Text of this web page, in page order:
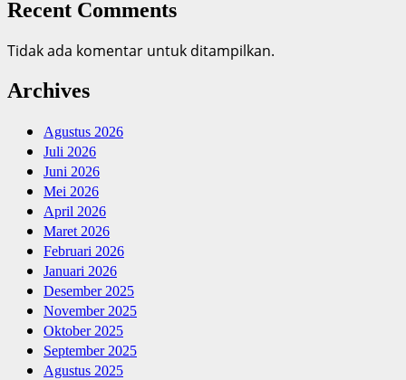
Recent Comments
Tidak ada komentar untuk ditampilkan.
Archives
Agustus 2026
Juli 2026
Juni 2026
Mei 2026
April 2026
Maret 2026
Februari 2026
Januari 2026
Desember 2025
November 2025
Oktober 2025
September 2025
Agustus 2025